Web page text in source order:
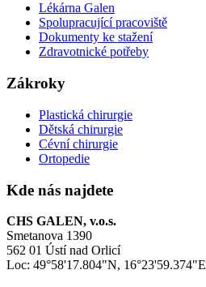
Lékárna Galen
Spolupracující pracoviště
Dokumenty ke stažení
Zdravotnické potřeby
Zákroky
Plastická chirurgie
Dětská chirurgie
Cévní chirurgie
Ortopedie
Kde nás najdete
CHS GALEN, v.o.s.
Smetanova 1390
562 01 Ústí nad Orlicí
Loc: 49°58'17.804"N, 16°23'59.374"E